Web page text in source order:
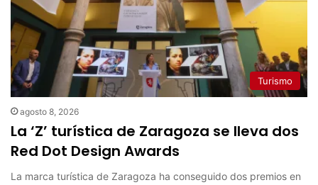
Turismo
agosto 8, 2026
La ‘Z’ turística de Zaragoza se lleva dos
Red Dot Design Awards
La marca turística de Zaragoza ha conseguido dos premios en